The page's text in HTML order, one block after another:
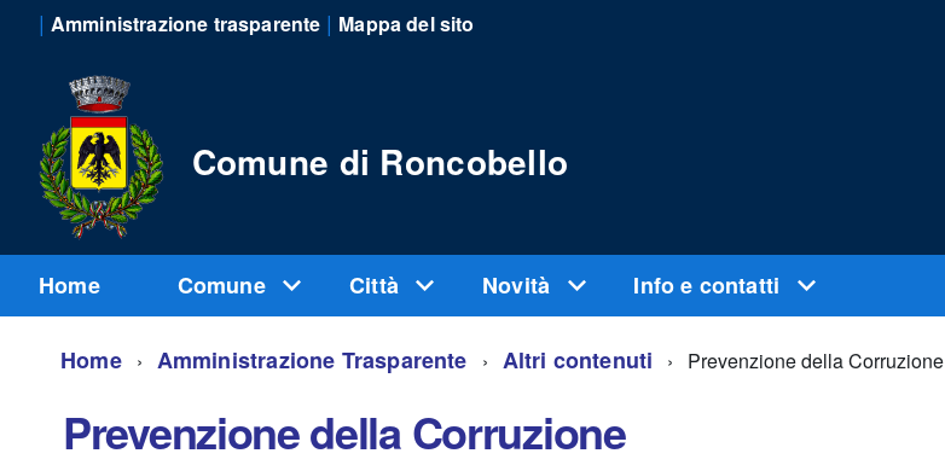
| Amministrazione trasparente | Mappa del sito
Comune di Roncobello
Home Comune Città Novità Info e contatti
Home Amministrazione Trasparente Altri contenuti Prevenzione della Corruzione
Prevenzione della Corruzione